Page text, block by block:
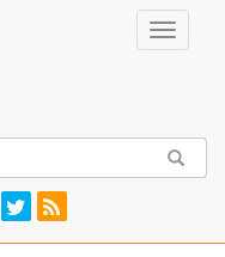
Toggle